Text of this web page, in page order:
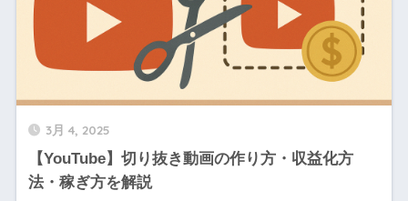
3月 4, 2025
【YouTube】切り抜き動画の作り方・収益化方
法・稼ぎ方を解説